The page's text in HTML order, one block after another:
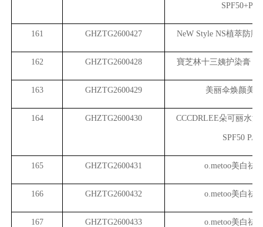
161 GHZTG2600427 NeW Style NS植萃防脱
162 GHZTG2600428 寶芝林十三姨护染膏（
163 GHZTG2600429 美丽伞焕颜美
164 GHZTG2600430 CCCDRLEE朵可丽水漾
SPF50
165 GHZTG2600431 o.metoo美白祛
166 GHZTG2600432 o.metoo美白祛
167 GHZTG2600433 o.metoo美白祛